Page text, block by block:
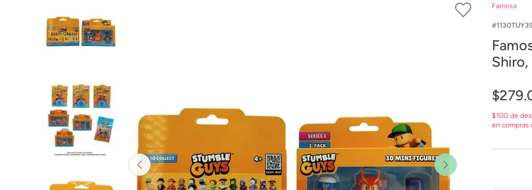
Figuras de Acción
Lanzadores
Muñecas
Construcción
Famosa
$279.
$100 de
en compras